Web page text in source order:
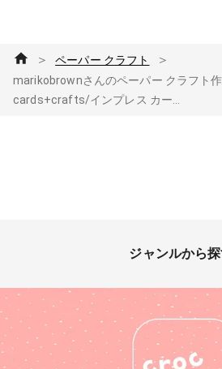
＞ ペーパー クラフト ＞
marikobrownさんのペーパー クラフト
cards+crafts/インプレス カー...
ジャンルから